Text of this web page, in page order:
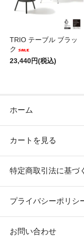
TRIO テーブル ブラッ
ク
23,440円(税込)
ホーム
カートを見る
特定商取引法に基づ
プライバシーポリシ
お問い合わせ